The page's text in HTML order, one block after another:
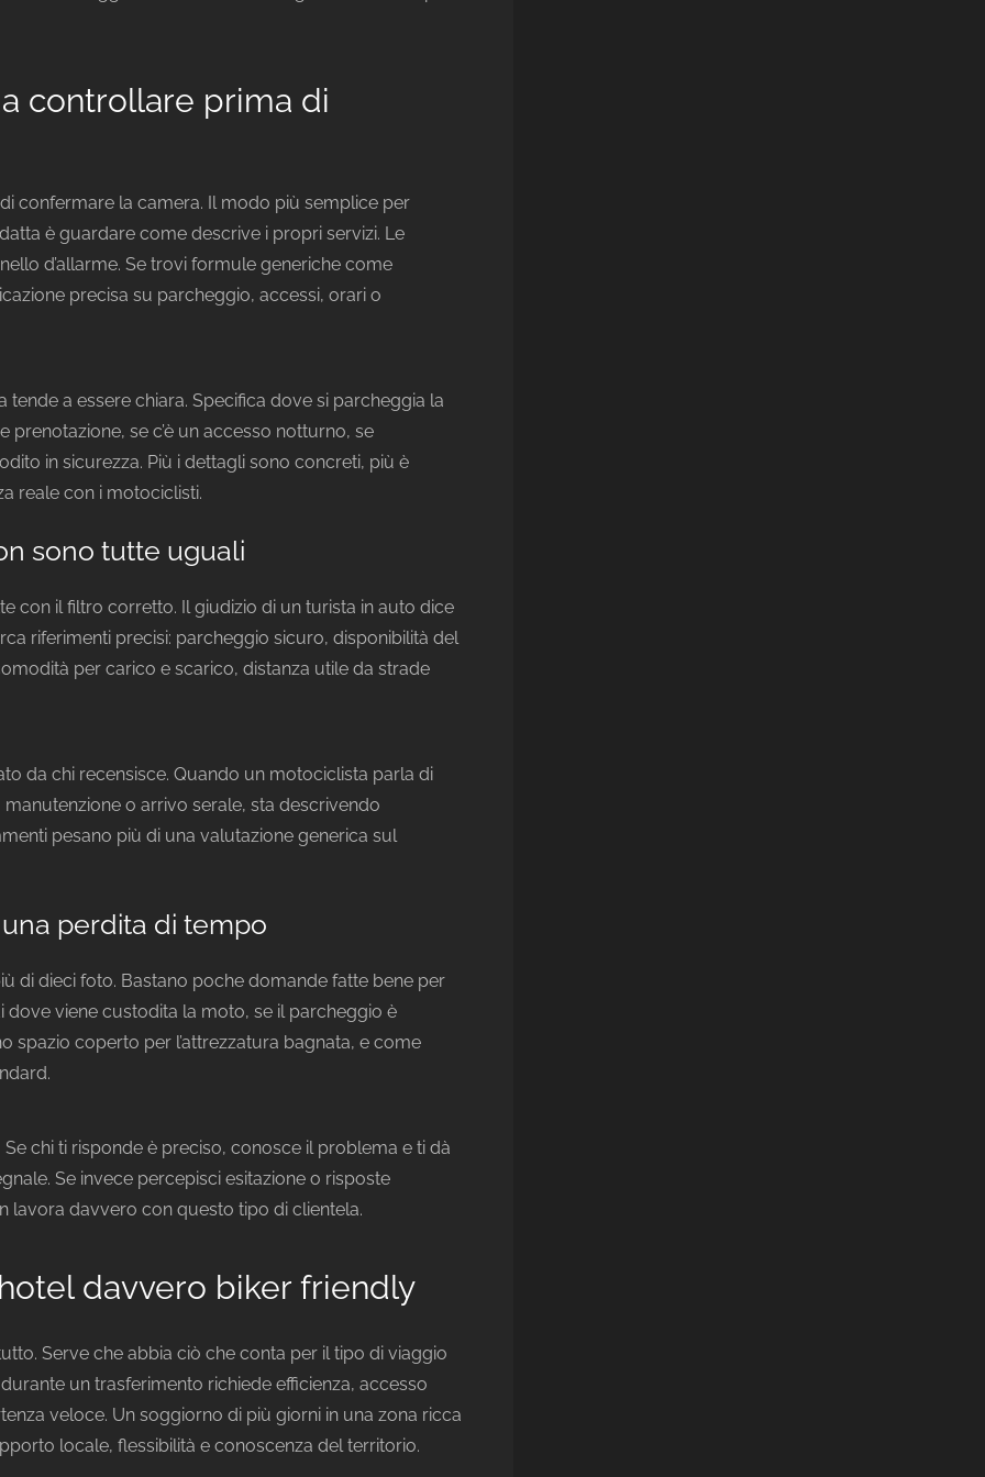
controllare prima di
confermare la camera. Il modo più semplice per
è guardare come descrive i propri servizi. Le
d’allarme. Se trovi formule generiche come
precisa su parcheggio, accessi, orari o
a essere chiara. Specifica dove si parcheggia la
se c’è un accesso notturno, se
in sicurezza. Più i dettagli sono concreti, più è
reale con i motociclisti.
sono tutte uguali
con il filtro corretto. Il giudizio di un turista in auto dice
riferimenti precisi: parcheggio sicuro, disponibilità del
per carico e scarico, distanza utile da strade
da chi recensisce. Quando un motociclista parla di
o arrivo serale, sta descrivendo
pesano più di una valutazione generica sul
perdita di tempo
di dieci foto. Bastano poche domande fatte bene per
dove viene custodita la moto, se il parcheggio è
spazio coperto per l’attrezzatura bagnata, e come
chi ti risponde è preciso, conosce il problema e ti dà
Se invece percepisci esitazione o risposte
lavora davvero con questo tipo di clientela.
davvero biker friendly
Serve che abbia ciò che conta per il tipo di viaggio
un trasferimento richiede efficienza, accesso
veloce. Un soggiorno di più giorni in una zona ricca
locale, flessibilità e conoscenza del territorio.